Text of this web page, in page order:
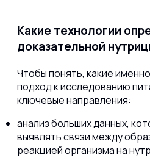
Какие технологии
доказательной
Чтобы понять, какие
подход к исследованию
ключевые направления:
анализ больших данных,
выявлять связи между
реакцией организма на